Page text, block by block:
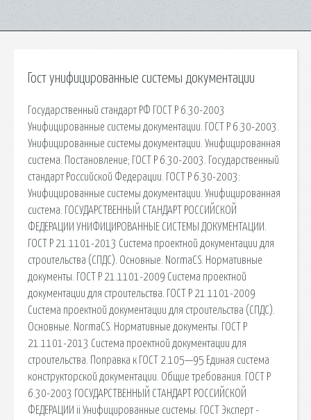
Гост унифицированные системы документации
Государственный стандарт РФ ГОСТ Р 6.30-2003
Унифицированные системы документации. ГОСТ Р 6.30-2003.
Унифицированные системы документации. Унифицированная
система. Постановление; ГОСТ Р 6.30-2003. Государственный
стандарт Российской Федерации. ГОСТ Р 6.30-2003:
Унифицированные системы документации. Унифицированная
система. ГОСУДАРСТВЕННЫЙ СТАНДАРТ РОССИЙСКОЙ
ФЕДЕРАЦИИ УНИФИЦИРОВАННЫЕ СИСТЕМЫ ДОКУМЕНТАЦИИ.
ГОСТ Р 21.1101-2013 Система проектной документации для
строительства (СПДС). Основные. NormaCS. Нормативные
документы. ГОСТ Р 21.1101-2009 Система проектной
документации для строительства. ГОСТ Р 21.1101-2009
Система проектной документации для строительства (СПДС).
Основные. NormaCS. Нормативные документы. ГОСТ Р
21.1101-2013 Система проектной документации для
строительства. Поправка к ГОСТ 2.105—95 Единая система
конструкторской документации. Общие требования. ГОСТ Р
6.30-2003 ГОСУДАРСТВЕННЫЙ СТАНДАРТ РОССИЙСКОЙ
ФЕДЕРАЦИИ ii Унифицированные системы. ГОСТ Эксперт -